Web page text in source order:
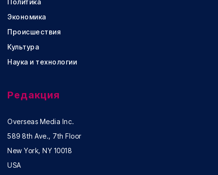
Политика
Экономика
Происшествия
Культура
Наука и технологии
Редакция
Overseas Media Inc.
589 8th Ave., 7th Floor
New York, NY 10018
USA